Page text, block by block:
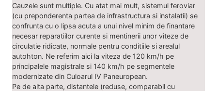
Cauzele sunt multiple. Cu atat mai mult, sistemul feroviar
(cu preponderenta partea de infrastructura si instalatii) se
confrunta cu o lipsa acuta a unui nivel minim de finantare
necesar reparatiilor curente si mentinerii unor viteze de
circulatie ridicate, normale pentru conditiile si arealul
autohton. Ne referim aici la viteza de 120 km/h pe
principalele magistrale si 140 km/h pe segmentele
modernizate din Culoarul IV Paneuropean.
Pe de alta parte, distantele (reduse, comparabil cu